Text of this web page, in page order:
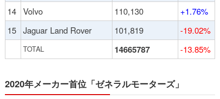
14 Volvo 110,130
+1.76%
15 Jaguar Land Rover 101,819 -19.02%
TOTAL 14665787 -13.85%
2020年メーカー首位「ゼネラルモーターズ」